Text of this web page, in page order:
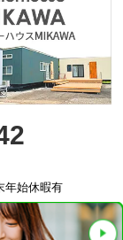
年始休暇有